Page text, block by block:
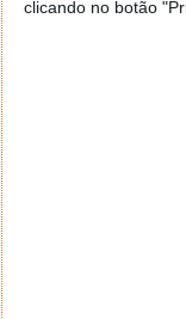
clicando no botão